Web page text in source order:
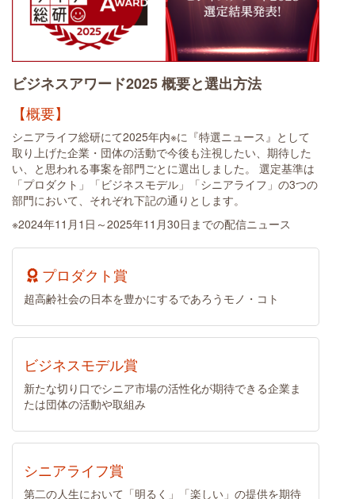
ビジネスアワード2025 概要と選出方法
【概要】
シニアライフ総研にて2025年内※に『特選ニュース』として
取り上げた企業・団体の活動で今後も注視したい、期待した
い、と思われる事案を部門ごとに選出しました。 選定基準は
「プロダクト」「ビジネスモデル」「シニアライフ」の3つの
部門において、それぞれ下記の通りとします。
※2024年11月1日～2025年11月30日までの配信ニュース
プロダクト賞
超高齢社会の日本を豊かにするであろうモノ・コト
ビジネスモデル賞
新たな切り口でシニア市場の活性化が期待できる企業ま
たは団体の活動や取組み
シニアライフ賞
第二の人生において「明るく」「楽しい」の提供を期待